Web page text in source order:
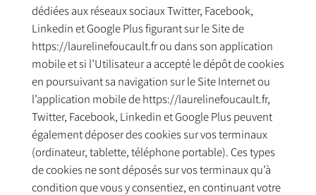
dédiées aux réseaux sociaux Twitter, Facebook,
Linkedin et Google Plus figurant sur le Site de
https://laurelinefoucault.fr ou dans son application
mobile et si l’Utilisateur a accepté le dépôt de cookies
en poursuivant sa navigation sur le Site Internet ou
l’application mobile de https://laurelinefoucault.fr,
Twitter, Facebook, Linkedin et Google Plus peuvent
également déposer des cookies sur vos terminaux
(ordinateur, tablette, téléphone portable). Ces types
de cookies ne sont déposés sur vos terminaux qu’à
condition que vous y consentiez, en continuant votre